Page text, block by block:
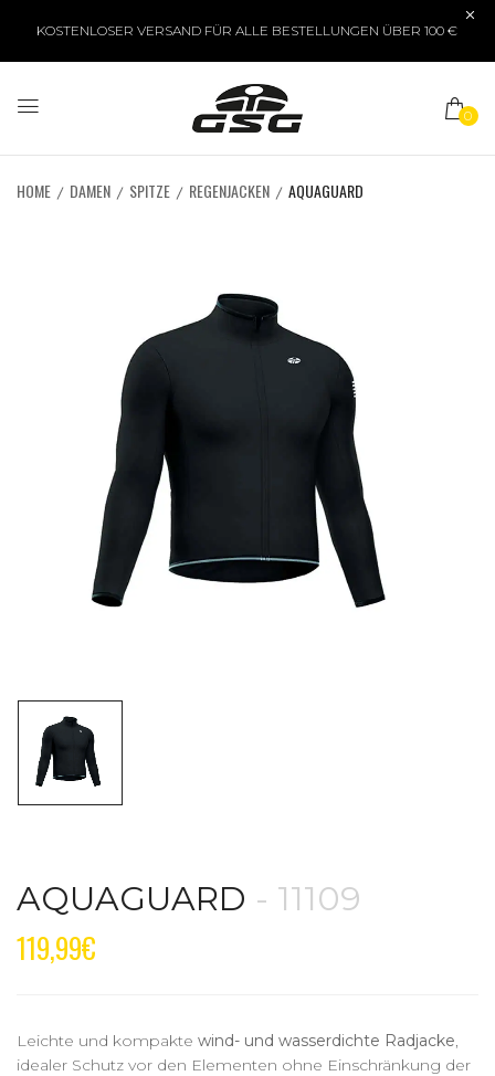
KOSTENLOSER VERSAND FÜR ALLE BESTELLUNGEN ÜBER 100 €
0
HOME DAMEN SPITZE REGENJACKEN AQUAGUARD
AQUAGUARD - 11109
119,99€
Leichte und kompakte wind- und wasserdichte Radjacke,
idealer Schutz vor den Elementen ohne Einschränkung der